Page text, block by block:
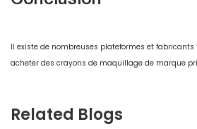
Il existe de nombreuses plateformes et fabricants
acheter des crayons de maquillage de marque
Related Blogs